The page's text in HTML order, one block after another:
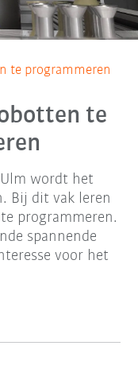
te programmeren
te
wordt het
Bij dit vak leren
programmeren.
spannende
voor het